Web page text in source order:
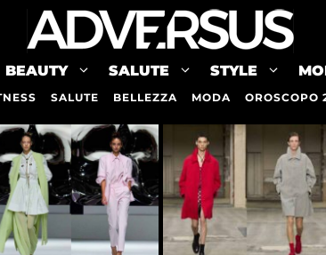
BEAUTY SALUTE STYLE
SALUTE BELLEZZA MODA OROSCOPO